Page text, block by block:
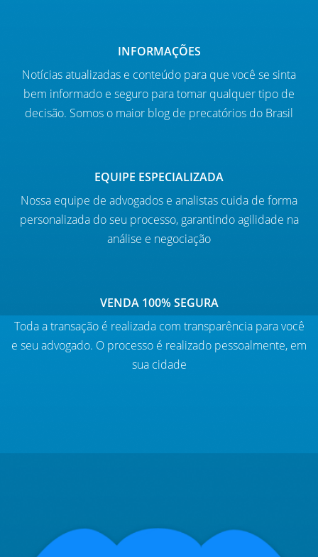
INFORMAÇÕES
Notícias atualizadas e conteúdo para que você se sinta
bem informado e seguro para tomar qualquer tipo de
decisão. Somos o maior blog de precatórios do Brasil
EQUIPE ESPECIALIZADA
Nossa equipe de advogados e analistas cuida de forma
personalizada do seu processo, garantindo agilidade na
análise e negociação
VENDA 100% SEGURA
Toda a transação é realizada com transparência para você
e seu advogado. O processo é realizado pessoalmente, em
sua cidade